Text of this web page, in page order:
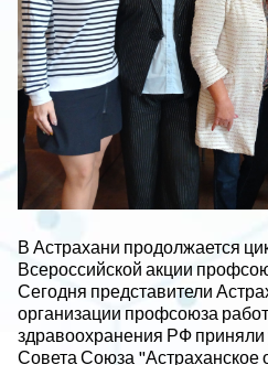
В Астрахани продолжается
Всероссийской акции
Сегодня представители
организации профсоюза
здравоохранения РФ приняли
Совета Союза "Астраханское